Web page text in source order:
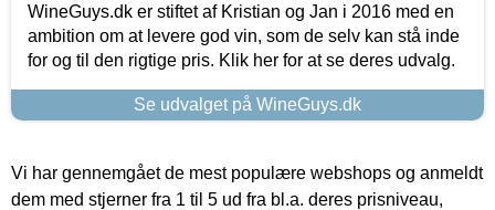
WineGuys.dk er stiftet af Kristian og Jan i 2016 med en
ambition om at levere god vin, som de selv kan stå inde
for og til den rigtige pris. Klik her for at se deres udvalg.
Se udvalget på WineGuys.dk
Vi har gennemgået de mest populære webshops og anmeldt
dem med stjerner fra 1 til 5 ud fra bl.a. deres prisniveau,